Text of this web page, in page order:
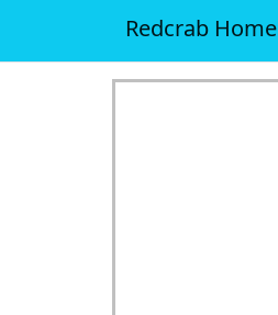
Redcrab Home